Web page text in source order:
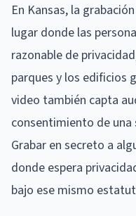
En Kansas, la
lugar donde las
razonable de
parques y los edificios
video también capta
consentimiento de una
Grabar en secreto a
donde espera
bajo ese mismo